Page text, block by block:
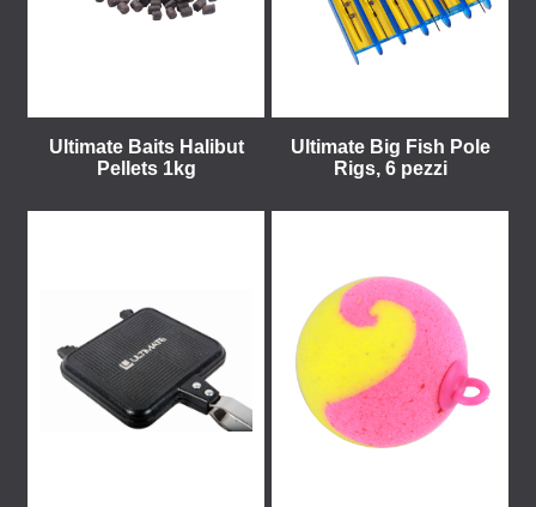
Ultimate Baits Halibut
Pellets 1kg
Ultimate Big Fish Pole
Rigs, 6 pezzi